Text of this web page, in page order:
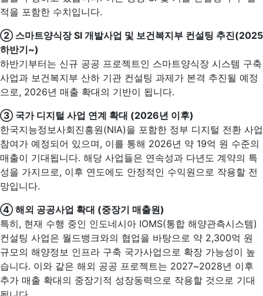
적을 포함한 수치입니다.
② 스마트양식장 SI 개발사업 및 보건복지부 컨설팅 추진(2025
하반기~)
하반기부터는 신규 공공 프로젝트인 스마트양식장 시스템 구축
사업과 보건복지부 산하 기관 컨설팅 과제가 본격 추진될 예정
으로, 2026년 매출 확대의 기반이 됩니다.
③ 국가 디지털 사업 연계 확대 (2026년 이후)
한국지능정보사회진흥원(NIA)을 포함한 정부 디지털 전환 사업
참여가 예정되어 있으며, 이를 통해 2026년 약 19억 원 수준의
매출이 기대됩니다. 해당 사업들은 연속성과 다년도 계약의 특
성을 가지므로, 이후 연도에도 안정적인 수익원으로 작용할 전
망입니다.
④ 해외 공공사업 확대 (중장기 매출원)
특히, 현재 수행 중인 인도네시아 IOMS(통합 해양관측시스템)
컨설팅 사업은 월드뱅크와의 협업을 바탕으로 약 2,300억 원
규모의 해양정보 인프라 구축 국가사업으로 확장 가능성이 높
습니다. 이와 같은 해외 공공 프로젝트는 2027~2028년 이후
추가 매출 확대의 중장기적 성장동력으로 작용할 것으로 기대